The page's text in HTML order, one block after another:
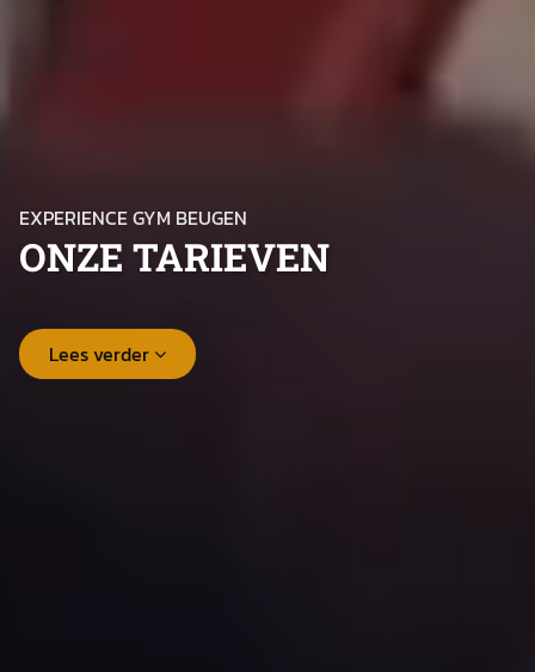
EXPERIENCE GYM BEUGEN
ONZE TARIEVEN
Lees verder 